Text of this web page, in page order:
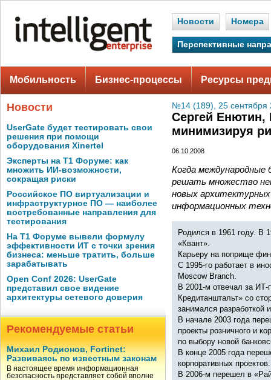
Новости Номера
Перспективные
Мобильность Бизнес-процессы Ресурсы
Новости
UserGate будет тестировать свои
решения при помощи
оборудования Xinertel
Эксперты на Т1 Форуме: как
множить ИИ-возможности,
сокращая риски
Российское ПО виртуализации и
инфраструктурное ПО — наиболее
востребованные направления для
тестирования
На Т1 Форуме вывели формулу
эффективности ИТ с точки зрения
бизнеса: меньше тратить, больше
зарабатывать
Open Conf 2026: UserGate
представил свое видение
архитектуры сетевого доверия
Рекомендуемые статьи
Михаил Родионов, Fortinet:
Развиваясь по известным законам
В настоящее время информационная
безопасность представляет собой вполне
№14 (189), 25 сентября
Сергей
минимизируя
06.10.2008
Когда
решать множество
новых архитектурных
информационных
Родился в 1961 году. В
«Квант».
Карьеру на поприще
С 1995-го работает в
Moscow Branch.
В 2001-м отвечал за ИТ-
Кредитанштальт» со
занимался разработкой
В начале 2003 года
проекты розничного и
по выбору новой
В конце 2005 года
корпоративных проектов.
В 2006-м перешел в